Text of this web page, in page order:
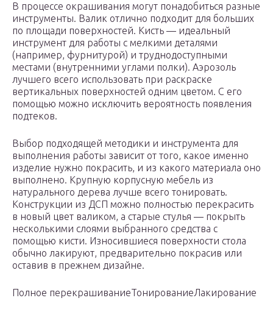
В процессе окрашивания могут понадобиться разные
инструменты. Валик отлично подходит для больших
по площади поверхностей. Кисть — идеальный
инструмент для работы с мелкими деталями
(например, фурнитурой) и труднодоступными
местами (внутренними углами полки). Аэрозоль
лучшего всего использовать при раскраске
вертикальных поверхностей одним цветом. С его
помощью можно исключить вероятность появления
подтеков.
Выбор подходящей методики и инструмента для
выполнения работы зависит от того, какое именно
изделие нужно покрасить, и из какого материала оно
выполнено. Крупную корпусную мебель из
натурального дерева лучше всего тонировать.
Конструкции из ДСП можно полностью перекрасить
в новый цвет валиком, а старые стулья — покрыть
несколькими слоями выбранного средства с
помощью кисти. Износившиеся поверхности стола
обычно лакируют, предварительно покрасив или
оставив в прежнем дизайне.
Полное перекрашиваниеТонированиеЛакирование